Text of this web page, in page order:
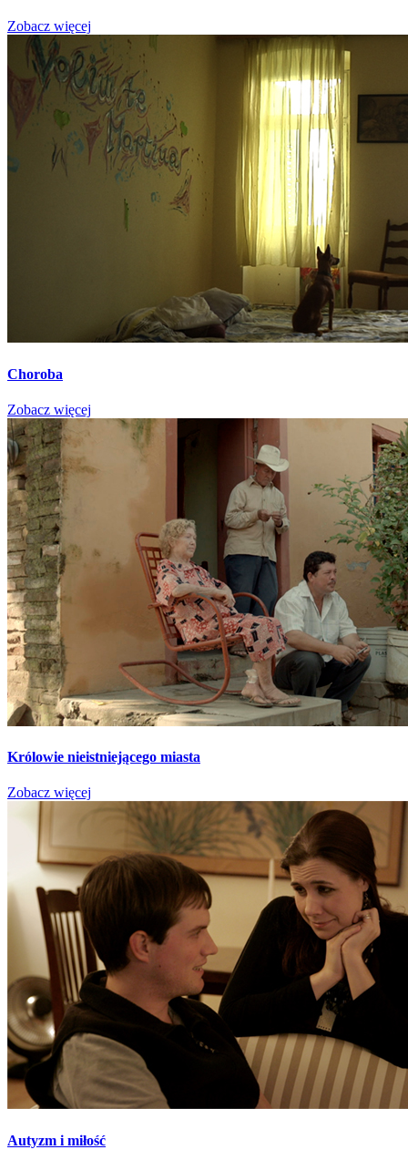
Zobacz więcej
Choroba
Zobacz więcej
Królowie nieistniejącego miasta
Zobacz więcej
Autyzm i miłość